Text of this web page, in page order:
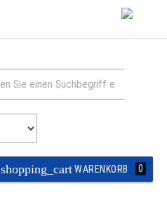
shopping_cartWARENKORB 0